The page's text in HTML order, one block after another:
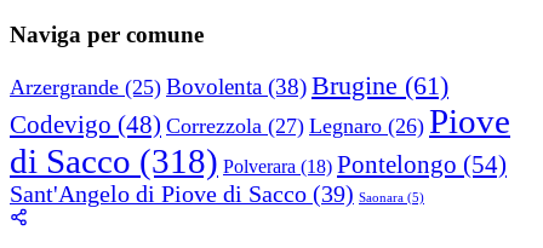
Naviga per comune
Arzergrande (25) Bovolenta (38)Brugine (61)
Codevigo (48) Correzzola (27) Legnaro (26) Piove
di Sacco (318) Polverara (18) Pontelongo (54)
Sant'Angelo di Piove di Sacco (39) Saonara (5)